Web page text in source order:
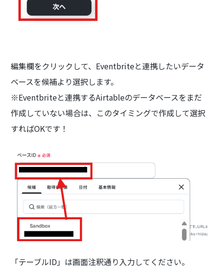
編集欄をクリックして、Eventbriteと連携したいデータ
ベースを候補より選択します。
※Eventbriteと連携するAirtableのデータベースをまだ
作成していない場合は、このタイミングで作成して選択
すればOKです！
「テーブルID」は画面注釈通り入力してください。